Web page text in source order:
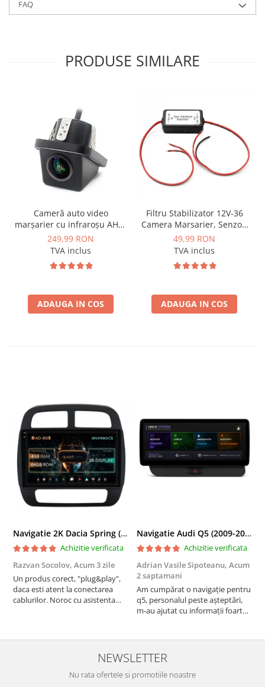
Conectică Skoda
Conectică Honda
Conectică Chevrolet
Conectică Suzuki
Conectică Renault
Conectică Kia
Conectică Hyundai
FAQ
PRODUSE SIMILARE
Cameră auto video
marșarier cu infraroșu AHD,
rezoluție 1920x1080P, unghi
deschis 155° - AD-BGCM10-
249,99 RON
TVA inclus
ADAUGA IN COS
Filtru Stabilizator 12V-36
Camera Marsarier, Senzori
Auto Deparazitare - AD-
BGCFILTER
49,99 RON
TVA inclus
ADAUGA IN COS
Navigatie 2K Dacia Spring (2021- Prezent), Android, S-Quadcore / 4GB RAM + 64GB ROM, 9.5 Inch - AD-BGS90042K+AD-BGRKIT366V4s
Achizitie verificata
Razvan Socolov, Acum 3 zile
Un produs corect, "plug&play",
daca esti atent la conectarea
cablurilor. Noroc cu asistenta
atras atentia ca nu era conectat
cablul de video de la camera
Navigatie Audi Q5 (2009-2017), Linux OS & OEM, MMI 3G, CarPlay & Android Auto Wireless, MirrorLink, Camera AHD, 12.3 Inch - AD-BGAALNXH+AD-BGRKITQ5002
Achizitie verificata
Adrian Vasile Sipoteanu, Acum
2 saptamani
Am cumpărat o navigație pentru
q5, personalul peste așteptări,
m-au ajutat cu informații foarte
serviabili, livrare rapidă, suport
tehnic, totul impecabil, o să revin
la ei și pentru vi...
NEWSLETTER
Nu rata ofertele si promotiile noastre